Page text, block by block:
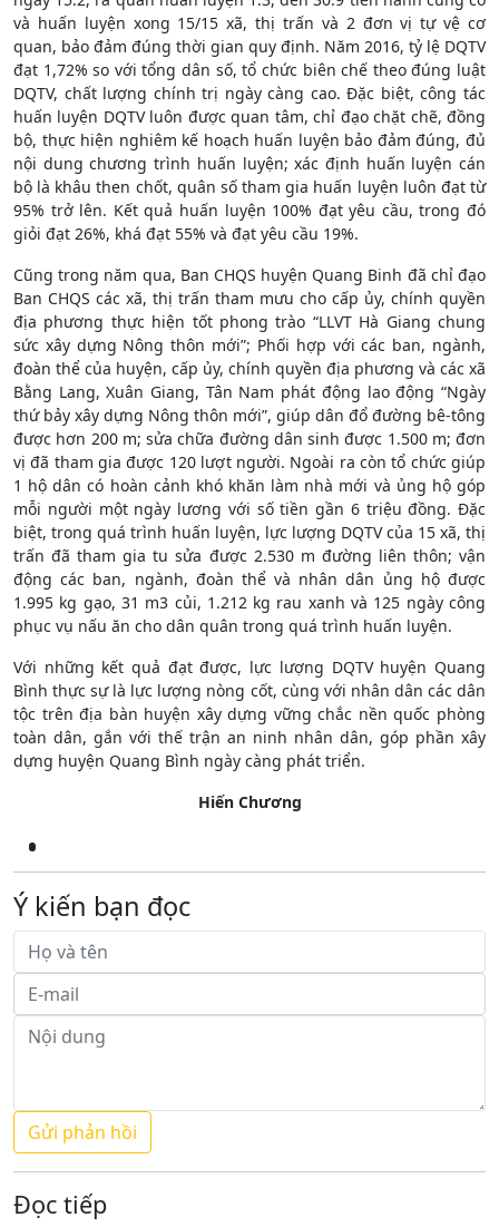
và huấn luyện xong 15/15 xã, thị trấn và 2 đơn vị tự vệ cơ
quan, bảo đảm đúng thời gian quy định. Năm 2016, tỷ lệ DQTV
đạt 1,72% so với tổng dân số, tổ chức biên chế theo đúng luật
DQTV, chất lượng chính trị ngày càng cao. Đặc biệt, công tác
huấn luyện DQTV luôn được quan tâm, chỉ đạo chặt chẽ, đồng
bộ, thực hiện nghiêm kế hoạch huấn luyện bảo đảm đúng, đủ
nội dung chương trình huấn luyện; xác định huấn luyện cán
bộ là khâu then chốt, quân số tham gia huấn luyện luôn đạt từ
95% trở lên. Kết quả huấn luyện 100% đạt yêu cầu, trong đó
giỏi đạt 26%, khá đạt 55% và đạt yêu cầu 19%.
Cũng trong năm qua, Ban CHQS huyện Quang Binh đã chỉ đạo
Ban CHQS các xã, thị trấn tham mưu cho cấp ủy, chính quyền
địa phương thực hiện tốt phong trào “LLVT Hà Giang chung
sức xây dựng Nông thôn mới”; Phối hợp với các ban, ngành,
đoàn thể của huyện, cấp ủy, chính quyền địa phương và các xã
Bằng Lang, Xuân Giang, Tân Nam phát động lao động “Ngày
thứ bảy xây dựng Nông thôn mới”, giúp dân đổ đường bê-tông
được hơn 200 m; sửa chữa đường dân sinh được 1.500 m; đơn
vị đã tham gia được 120 lượt người. Ngoài ra còn tổ chức giúp
1 hộ dân có hoàn cảnh khó khăn làm nhà mới và ủng hộ góp
mỗi người một ngày lương với số tiền gần 6 triệu đồng. Đặc
biệt, trong quá trình huấn luyện, lực lượng DQTV của 15 xã, thị
trấn đã tham gia tu sửa được 2.530 m đường liên thôn; vận
động các ban, ngành, đoàn thể và nhân dân ủng hộ được
1.995 kg gạo, 31 m3 củi, 1.212 kg rau xanh và 125 ngày công
phục vụ nấu ăn cho dân quân trong quá trình huấn luyện.
Với những kết quả đạt được, lực lượng DQTV huyện Quang
Bình thực sự là lực lượng nòng cốt, cùng với nhân dân các dân
tộc trên địa bàn huyện xây dựng vững chắc nền quốc phòng
toàn dân, gắn với thế trận an ninh nhân dân, góp phần xây
dựng huyện Quang Bình ngày càng phát triển.
Hiến Chương
Ý kiến bạn đọc
Đọc tiếp